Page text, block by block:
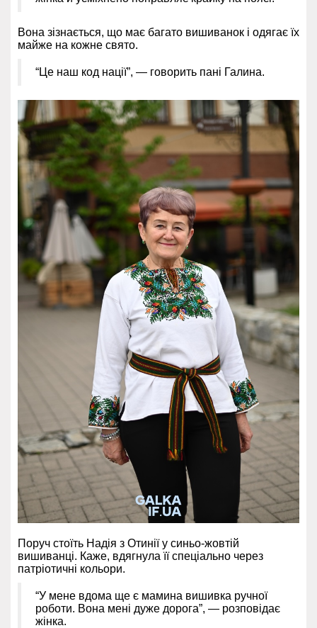
Вона зізнається, що має багато вишиванок і одягає їх
майже на кожне свято.
“Це наш код нації”, — говорить пані Галина.
Поруч стоїть Надія з Отинії у синьо-жовтій
вишиванці. Каже, вдягнула її спеціально через
патріотичні кольори.
“У мене вдома ще є мамина вишивка ручної
роботи. Вона мені дуже дорога”, — розповідає
жінка.